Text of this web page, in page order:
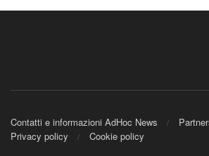
Contatti e informazioni AdHoc News
Privacy policy
Cookie policy